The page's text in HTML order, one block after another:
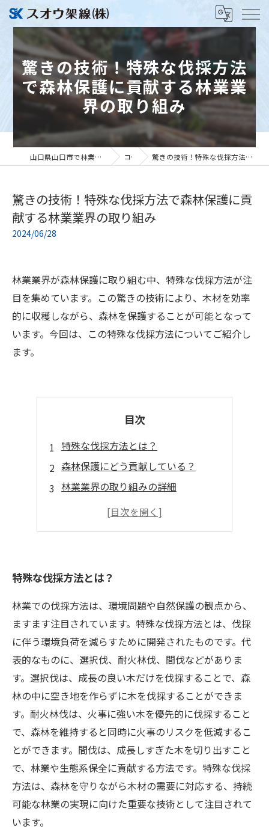
驚きの技術！特殊な伐採方法
で森林保護に貢献する林業業
界の取り組み
山口県山口市で林業の求人ならスオウ架線株式会社 コラム 驚きの技術！特殊な伐採方法で森林保護に貢献する林業業界の取り組み
驚きの技術！特殊な伐採方法で森林保護に貢
献する林業業界の取り組み
2024/06/28
林業業界が森林保護に取り組む中、特殊な伐採方法が注
目を集めています。この驚きの技術により、木材を効率
的に収穫しながら、森林を保護することが可能となって
います。今回は、この特殊な伐採方法についてご紹介し
ます。
目次
特殊な伐採方法とは？
森林保護にどう貢献している？
林業業界の取り組みの詳細
環境にやさしい取り組みの一例
特殊な伐採方法とは？
林業での伐採方法は、環境問題や自然保護の観点から、
ますます注目されています。特殊な伐採方法とは、伐採
に伴う環境負荷を減らすために開発されたものです。代
表的なものに、選択伐、耐火林伐、間伐などがありま
す。選択伐は、成長の良い木だけを伐採することで、森
林の中に空き地を作らずに木を伐採することができま
す。耐火林伐は、火事に強い木を優先的に伐採すること
で、森林を維持すると同時に火事のリスクを低減するこ
とができます。間伐は、成長しすぎた木を切り出すこと
で、林業や生態系保全に貢献する方法です。特殊な伐採
方法は、森林を守りながら木材の需要に対応する、持続
可能な林業の実現に向けた重要な技術として注目されて
います。